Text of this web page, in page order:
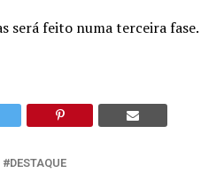
será feito numa terceira fase.
DESTAQUE